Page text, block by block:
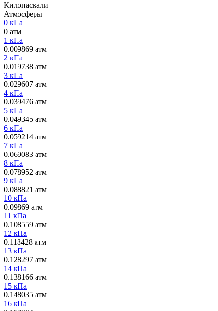
Килопаскали
Атмосферы
0 кПа
0 атм
1 кПа
0.009869 атм
2 кПа
0.019738 атм
3 кПа
0.029607 атм
4 кПа
0.039476 атм
5 кПа
0.049345 атм
6 кПа
0.059214 атм
7 кПа
0.069083 атм
8 кПа
0.078952 атм
9 кПа
0.088821 атм
10 кПа
0.09869 атм
11 кПа
0.108559 атм
12 кПа
0.118428 атм
13 кПа
0.128297 атм
14 кПа
0.138166 атм
15 кПа
0.148035 атм
16 кПа